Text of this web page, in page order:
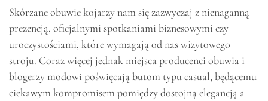
Skórzane obuwie kojarzy nam się zazwyczaj z nienaganną
prezencją, oficjalnymi spotkaniami biznesowymi czy
uroczystościami, które wymagają od nas wizytowego
stroju. Coraz więcej jednak miejsca producenci obuwia i
blogerzy modowi poświęcają butom typu casual, będącemu
ciekawym kompromisem pomiędzy dostojną elegancją a